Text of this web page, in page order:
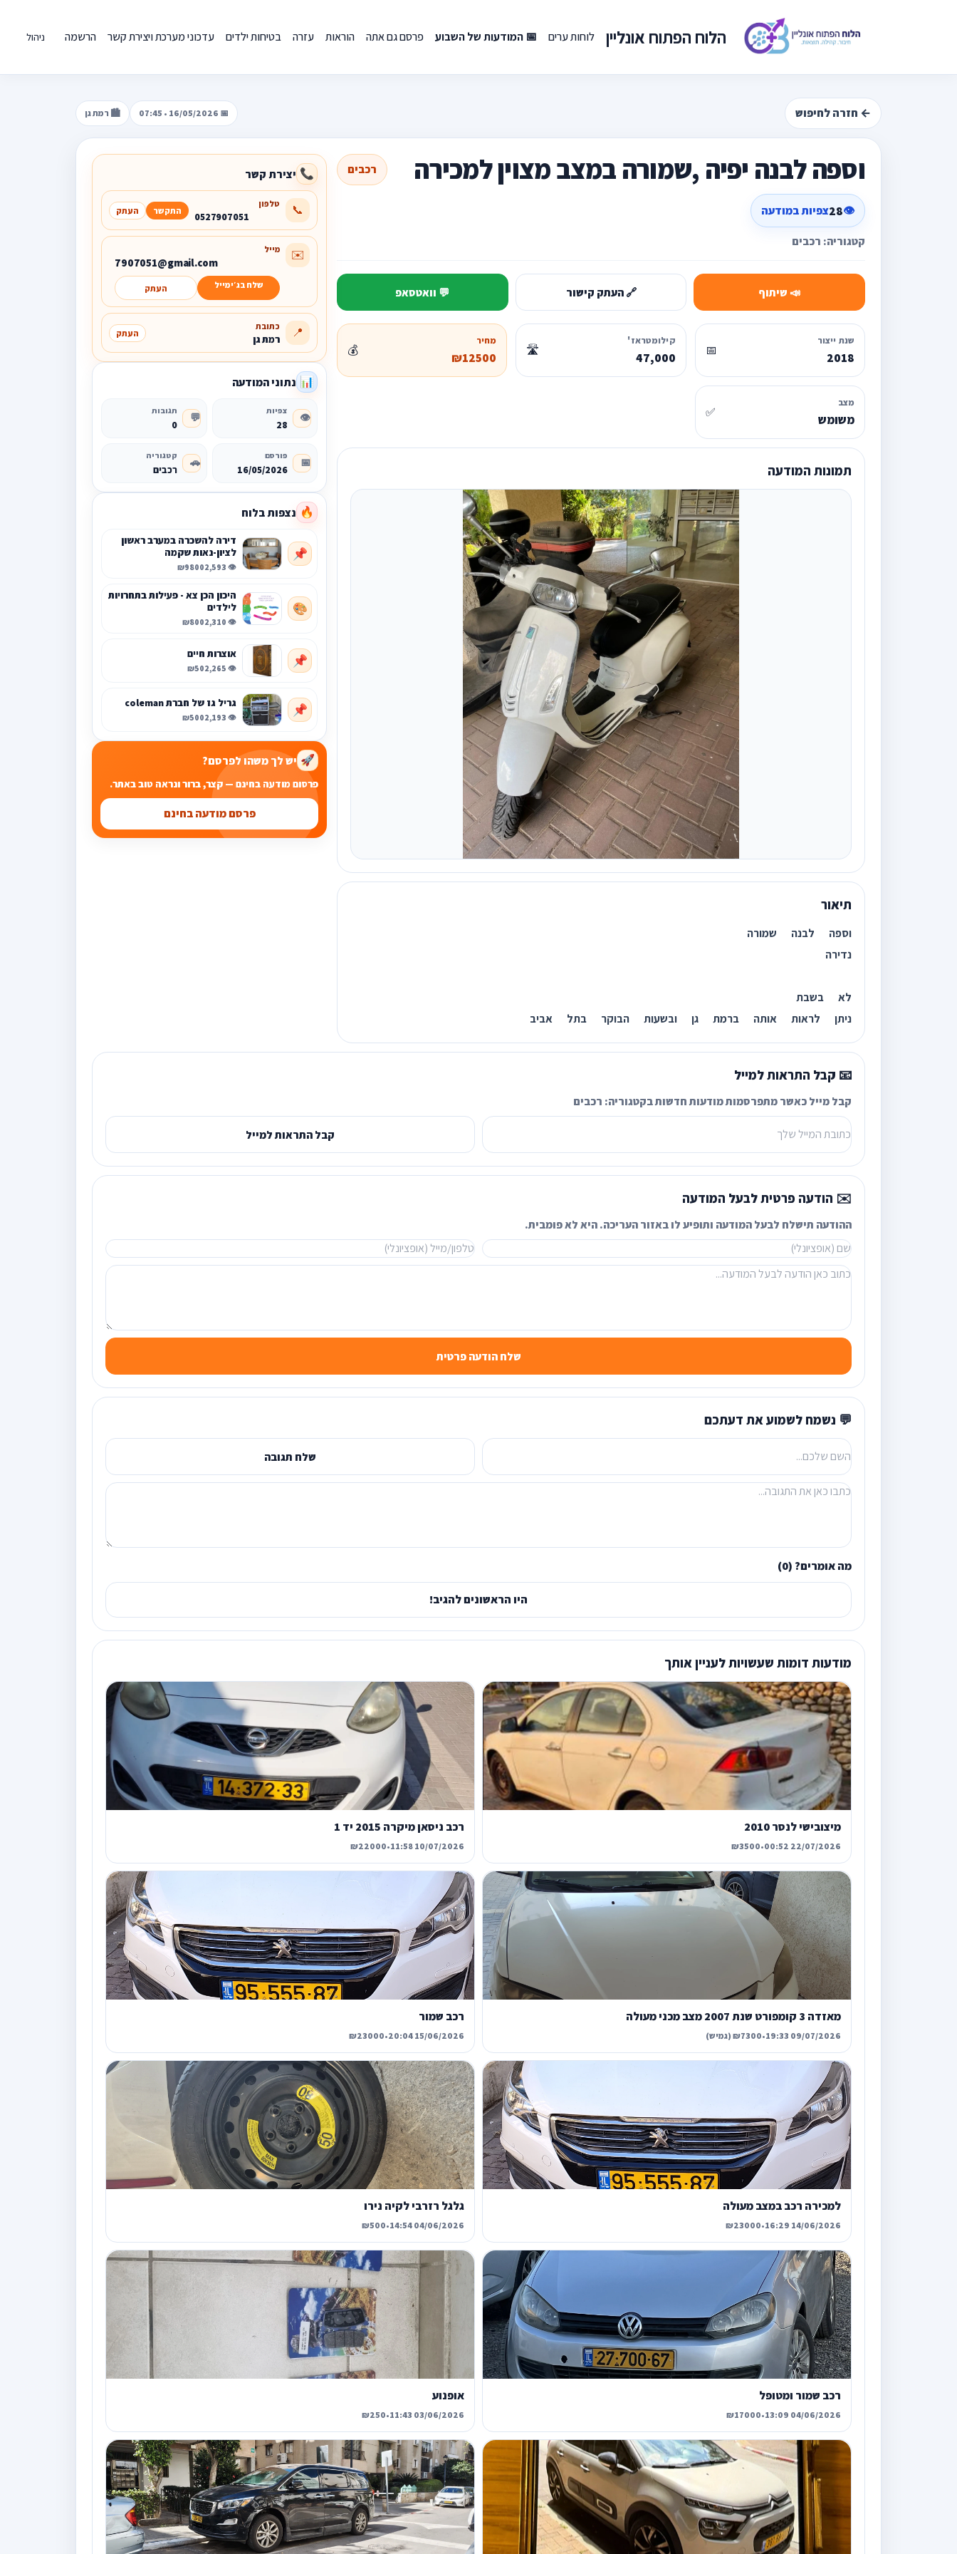
הלוח הפתוח אונליין לוחות ערים 📅 המודעות של השבוע פרסם גם אתה הוראות עזרה בטיחות ילדים עדכוני מערכת ויצירת קשר הרשמה ניהול
← חזרה לחיפוש 📅 16/05/2026 • 07:45 🏙️ רמת גן
וספה לבנה יפיה ,שמורה במצב מצוין למכירה
👁️
28צפיות במודעה
קטגוריה: רכבים
רכבים
📣 שיתוף 🔗 העתק קישור 💬 וואטסאפ
שנת ייצור
2018
📅
קילומטראז'
47,000
🛣️
מחיר
₪12500
💰
מצב
משומש ✅
תמונות המודעה
תיאור
וספה לבנה שמורה
נדירה
לא בשבת
ניתן לראות אותה ברמת גן ובשעות הבוקר בתל אביב
📞 יצירת קשר
📞 טלפון
0527907051 התקשר העתק
✉️ מייל
7907051@gmail.com
שלח בג׳ימייל העתק
📍 כתובת
רמת גן העתק
📊 נתוני המודעה
👁️ צפיות
28
💬 תגובות
0
📅 פורסם
16/05/2026
🚗 קטגוריה
רכבים
🔥 נצפות בלוח
📌
דירה להשכרה במערב ראשון
לציון-נאות שקמה
👁️ 2,593
₪9800
🎨
היכון הכן צא - פעילות בתחרויות
לילדים
👁️ 2,310
₪800
📌 אוצרות חיים
👁️ 2,265
₪50
📌 גריל גז של חברת coleman
👁️ 2,193
₪500
🚀 יש לך משהו לפרסם?
פרסום מודעה בחינם — קצר, ברור ונראה טוב באתר.
פרסם מודעה בחינם
📧 קבל התראות למייל
קבל מייל כאשר מתפרסמות מודעות חדשות בקטגוריה: רכבים
קבל התראות למייל
✉️ הודעה פרטית לבעל המודעה
ההודעה תישלח לבעל המודעה ותופיע לו באזור העריכה. היא לא פומבית.
שלח הודעה פרטית
💬 נשמח לשמוע את דעתכם
שלח תגובה
מה אומרים? (0)
היו הראשונים להגיב!
מודעות דומות שעשויות לעניין אותך
מיצובישי לנסר 2010
22/07/2026 00:52
•
₪3500
רכב ניסאן מיקרה 2015 יד 1
10/07/2026 11:58
•
₪22000
מאזדה 3 קומפורט שנת 2007 מצב מכני מעולה
09/07/2026 19:33
•₪7300 (גמיש)
רכב שמור
15/06/2026 20:04
•
₪23000
למכירה רכב במצב מעולה
14/06/2026 16:29
•
₪23000
גלגל רזרבי לקיה נירו
04/06/2026 14:54
•
₪500
רכב שמור ומטופל
04/06/2026 13:09
•
₪17000
אופנוע
03/06/2026 11:43
•
₪250